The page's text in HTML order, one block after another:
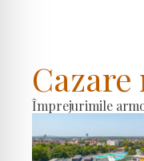
Împrejurimile